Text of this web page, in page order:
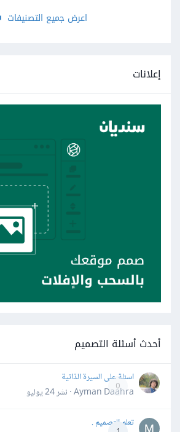
اعرض جميع التصنيفات
إعلانات
أحدث أسئلة التصميم
0
اسئلة على السيرة الذاتية
Ayman Daahra · نشر
24 يوليو
تعلم التصميم .